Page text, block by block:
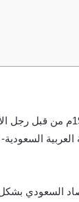
شركة زاجل إكسبريس السعودية الأصل هي إحدى
السعودي